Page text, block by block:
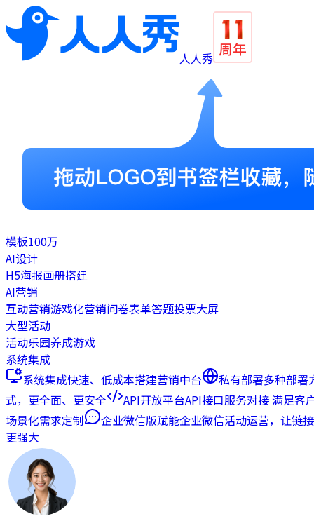
人人秀
模板100万
AI设计
H5海报画册搭建
AI营销
互动营销游戏化营销问卷表单答题投票大屏
大型活动
活动乐园养成游戏
系统集成
系统集成快速、低成本搭建营销中台 私有部署多种部署
式，更全面、更安全
API开放平台API接口服务对接 满足客
场景化需求定制
企业微信版赋能企业微信活动运营，让链接
更强大